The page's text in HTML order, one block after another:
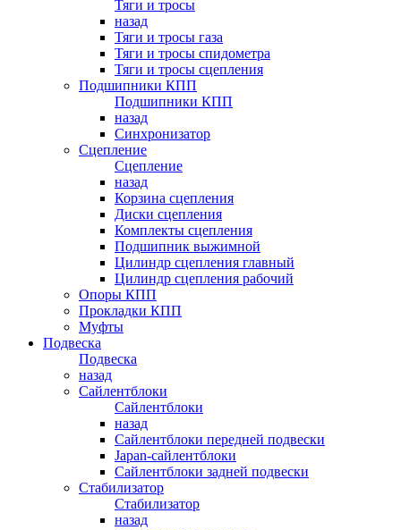
Тяги и тросы
назад
Тяги и тросы газа
Тяги и тросы спидометра
Тяги и тросы сцепления
Подшипники КПП
Подшипники КПП
назад
Синхронизатор
Сцепление
Сцепление
назад
Корзина сцепления
Диски сцепления
Комплекты сцепления
Подшипник выжимной
Цилиндр сцепления главный
Цилиндр сцепления рабочий
Опоры КПП
Прокладки КПП
Муфты
Подвеска
Подвеска
назад
Сайлентблоки
Сайлентблоки
назад
Сайлентблоки передней подвески
Japan-сайлентблоки
Сайлентблоки задней подвески
Стабилизатор
Стабилизатор
назад